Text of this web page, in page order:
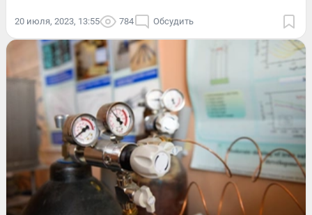
20 июля, 2023, 13:55 784 Обсудить